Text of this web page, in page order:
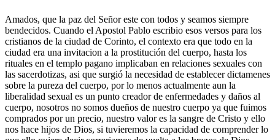
Amados, que la paz del Señor este con todos y seamos siempre
bendecidos. Cuando el Apostol Pablo escribio esos versos para los
cristianos de la ciudad de Corinto, el contexto era que todo en la
ciudad era una invitacion a la prostitución del cuerpo, hasta los
rituales en el templo pagano implicaban en relaciones sexuales con
las sacerdotizas, asi que surgió la necesidad de establecer dictamenes
sobre la pureza del cuerpo, por lo menos actualmente aun la
liberalidad sexual es un punto creador de enfermedades y daños al
cuerpo, nosotros no somos dueños de nuestro cuerpo ya que fuimos
comprados por un precio, nuestro valor es la sangre de Cristo y ello
nos hace hijos de Dios, si tuvieremos la capacidad de comprender lo